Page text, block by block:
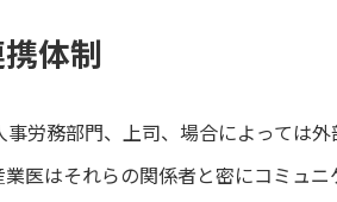
体制
労務部門、上司、場合によっては外
医はそれらの関係者と密にコミュニ